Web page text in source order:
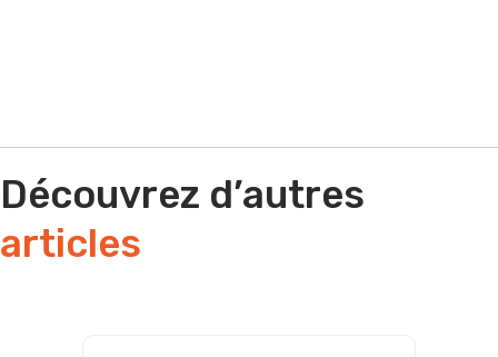
Découvrez d’autres
articles